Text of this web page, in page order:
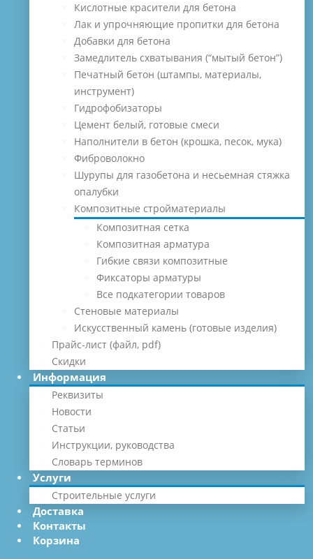
Кислотные красители для бетона
Лак и упрочняющие пропитки для бетона
Добавки для бетона
Замедлитель схватывания (“мытый бетон”)
Печатный бетон (штампы, материалы,
инструмент)
Гидрофобизаторы
Цемент белый, готовые смеси
Наполнители в бетон (крошка, песок, мука)
Фиброволокно
Шурупы для газобетона и несьемная стяжка
опалубки
Композитные стройматериалы
Композитная сетка
Композитная арматура
Гибкие связи композитные
Фиксаторы арматуры
Все подкатегории товаров
Стеновые материалы
Искусственный камень (готовые изделия)
Прайс-лист (файл, pdf)
Скидки
Информация
Реквизиты
Новости
Статьи
Инструкции, руководства
Словарь терминов
Услуги
Строительные услуги
Доставка
Контакты
Корзина